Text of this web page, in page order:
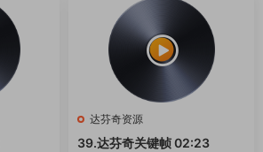
达芬奇资源
39.达芬奇关键帧 02:23